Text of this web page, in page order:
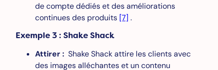
de compte dédiés et des améliorations
continues des produits [7] .
Exemple 3 : Shake Shack
Attirer : Shake Shack attire les clients avec
des images alléchantes et un contenu